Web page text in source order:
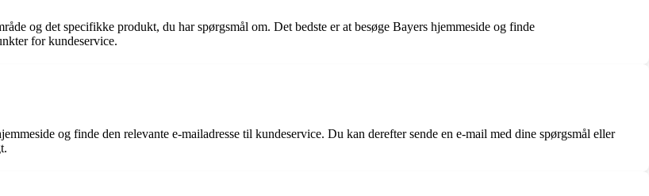
og det specifikke produkt, du har spørgsmål om. Det bedste er at besøge Bayers hjemmeside og finde
for kundeservice.
og finde den relevante e-mailadresse til kundeservice. Du kan derefter sende en e-mail med dine spørgsmål eller